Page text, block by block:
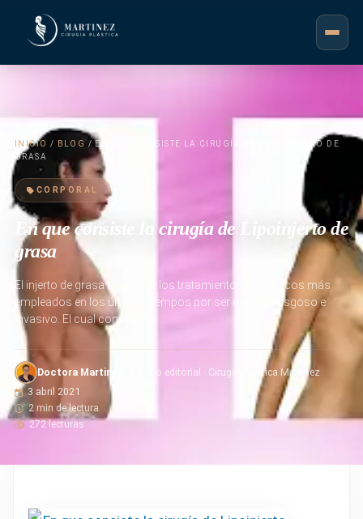
INICIO / BLOG / EN QUE CONSISTE LA CIRUGÍA DE LIPOINJERTO DE
GRASA
CORPORAL
En que consiste la cirugía de Lipoinjerto de
grasa
El injerto de grasa es uno de los tratamientos quirúrgicos más
empleados en los últimos tiempos por ser menos riesgoso e
invasivo. El cual consiste en…
Doctora Martinez
· Equipo editorial · Cirugía Plástica Martínez
3 abril 2021
2 min de lectura
272 lecturas